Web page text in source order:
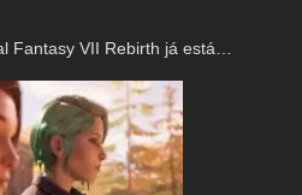
Fantasy VII Rebirth já está…